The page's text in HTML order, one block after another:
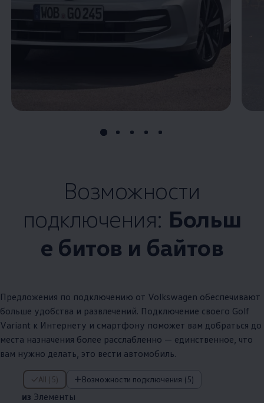
Возможности
подключения: Больш
е битов и байтов
Предложения по подключению от Volkswagen обеспечивают
больше удобства и развлечений. Подключение своего Golf
Variant к Интернету и смартфону поможет вам добраться до
места назначения более расслабленно — единственное, что
вам нужно делать, это вести автомобиль.
All (5) Возможности подключения (5)
из Элементы
из Элементы